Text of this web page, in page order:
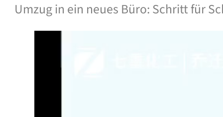
Umzug in ein neues Büro: Schritt für